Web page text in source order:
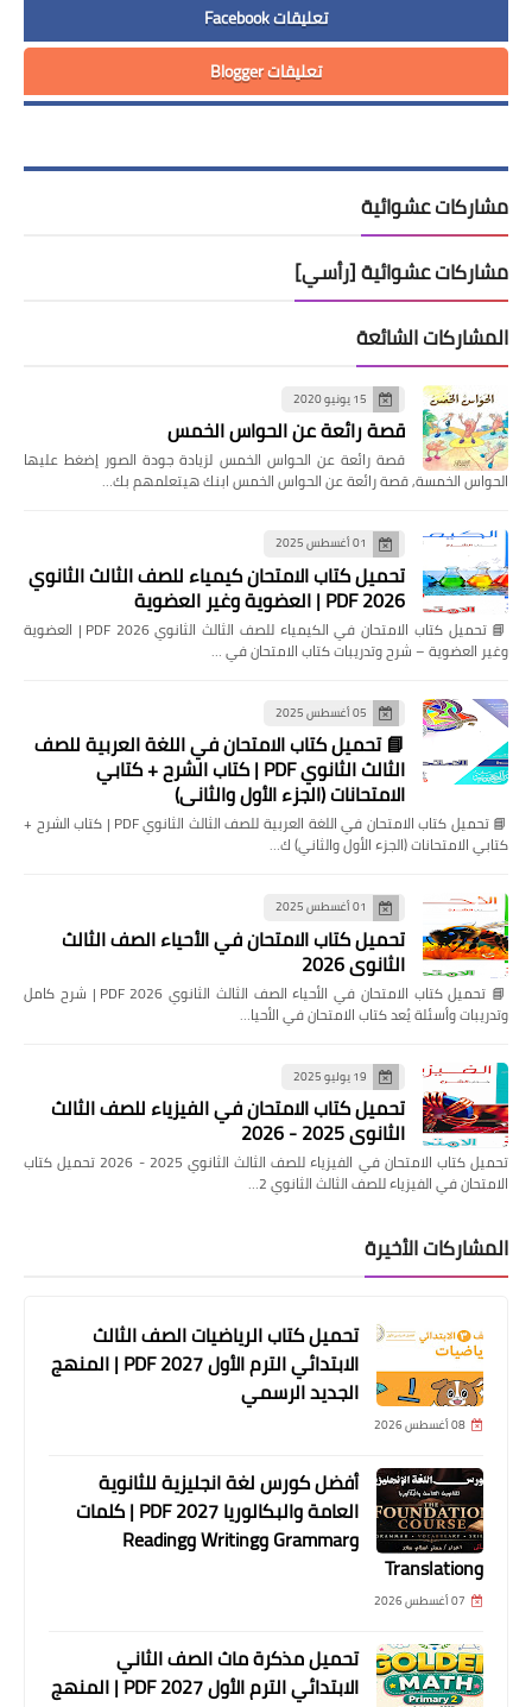
تعليقات Facebook
تعليقات Blogger
مشاركات عشوائية
مشاركات عشوائية [رأسي]
المشاركات الشائعة
15 يونيو 2020
قصة رائعة عن الحواس الخمس
قصة رائعة عن الحواس الخمس لزيادة جودة الصور إضغط عليها
الحواس الخمسة, قصة رائعة عن الحواس الخمس ابنك هيتعلمهم بك…
01 أغسطس 2025
تحميل كتاب الامتحان كيمياء للصف الثالث الثانوي
2026 PDF | العضوية وغير العضوية
📘 تحميل كتاب الامتحان في الكيمياء للصف الثالث الثانوي 2026 PDF | العضوية
وغير العضوية – شرح وتدريبات كتاب الامتحان في …
05 أغسطس 2025
📘 تحميل كتاب الامتحان في اللغة العربية للصف
الثالث الثانوي PDF | كتاب الشرح + كتابي
الامتحانات (الجزء الأول والثاني)
📘 تحميل كتاب الامتحان في اللغة العربية للصف الثالث الثانوي PDF | كتاب الشرح +
كتابي الامتحانات (الجزء الأول والثاني) ك…
01 أغسطس 2025
تحميل كتاب الامتحان في الأحياء الصف الثالث
الثانوي 2026
📘 تحميل كتاب الامتحان في الأحياء الصف الثالث الثانوي 2026 PDF | شرح كامل
وتدريبات وأسئلة يُعد كتاب الامتحان في الأحيا…
19 يوليو 2025
تحميل كتاب الامتحان في الفيزياء للصف الثالث
الثانوي 2025 - 2026
تحميل كتاب الامتحان في الفيزياء للصف الثالث الثانوي 2025 - 2026 تحميل كتاب
الامتحان في الفيزياء للصف الثالث الثانوي 2…
المشاركات الأخيرة
تحميل كتاب الرياضيات الصف الثالث
الابتدائي الترم الأول 2027 PDF | المنهج
الجديد الرسمي
08 أغسطس 2026
أفضل كورس لغة انجليزية للثانوية
العامة والبكالوريا 2027 PDF | كلمات
وGrammar وWriting وReading
وTranslation
07 أغسطس 2026
تحميل مذكرة ماث الصف الثاني
الابتدائي الترم الأول 2027 PDF | المنهج